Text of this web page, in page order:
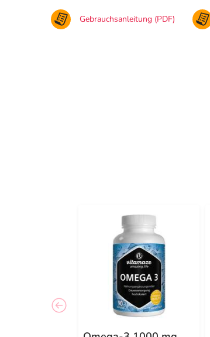
Gebrauchsanleitung (PDF)